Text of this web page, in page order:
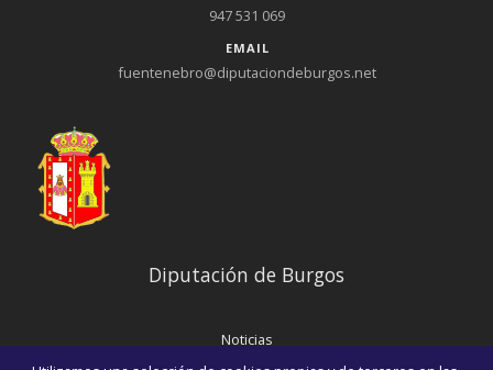
947 531 069
EMAIL
fuentenebro@diputaciondeburgos.net
Diputación de Burgos
Noticias
Eventos